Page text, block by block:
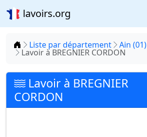
lavoirs.org
Accueil
Liste par département Ain (01)
Lavoir à BREGNIER CORDON
Lavoir à BREGNIER
CORDON